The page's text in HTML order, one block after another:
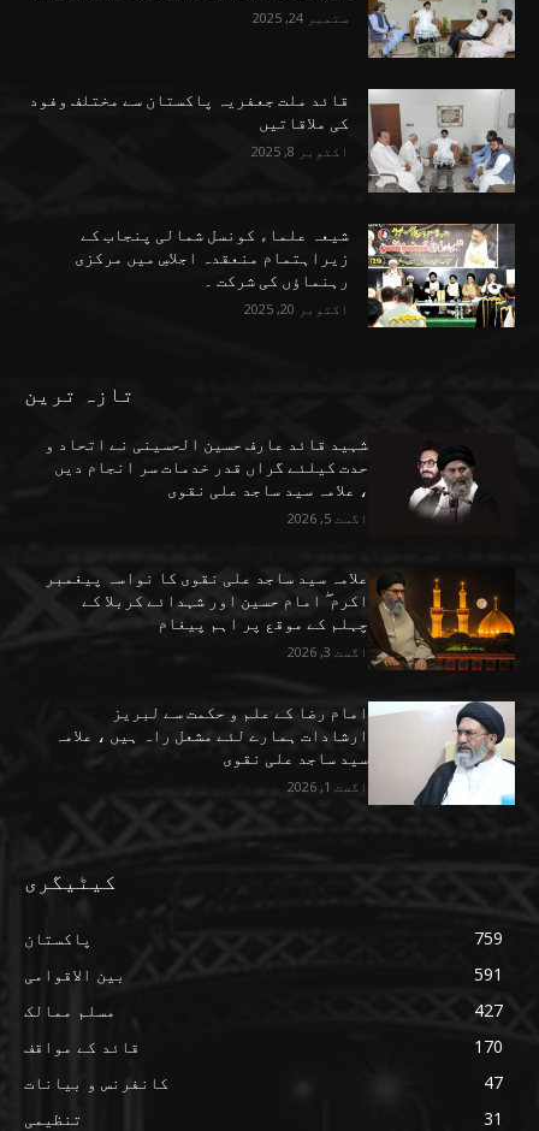
ستمبر 24, 2025
قائد ملت جعفریہ پاکستان سے مختلف وفود
کی ملاقاتیں
اکتوبر 8, 2025
شیعہ علماء کونسل شمالی پنجاب کے
زیراہتمام منعقدہ اجلاسِ میں مرکزی
رہنماؤں کی شرکت ۔
اکتوبر 20, 2025
تازہ ترین
شہید قائد عارف حسین الحسینی نے اتحاد و
حدت کیلئے گراں قدر خدمات سر انجام دیں
، علامہ سید ساجد علی نقوی
اگست 5, 2026
علامہ سید ساجد علی نقوی کا نواسہ پیغمبر
اکرم ۖ امام حسین اور شہدائے کربلا کے
چہلم کے موقع پر اہم پیغام
اگست 3, 2026
امام رضا کے علم و حکمت سے لبریز
ارشادات ہمارے لئے مشعل راہ ہیں ، علامہ
سید ساجد علی نقوی
اگست 1, 2026
کیٹیگری
پاکستان
759
بین الاقوامی
591
مسلم ممالک
427
قائد کے مواقف
170
کانفرنس و بیانات
47
تنظیمی
31